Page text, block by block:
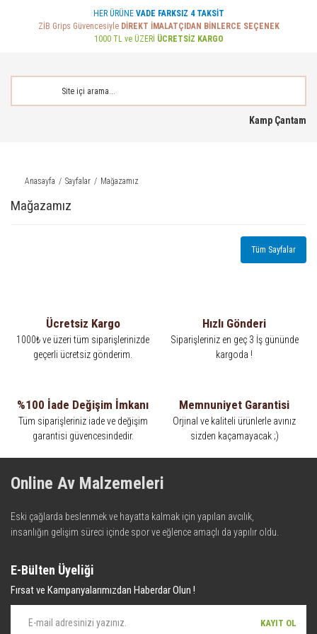
HER ÜRÜNE VADE FARKSIZ 4 TAKSİT
ZİB Grips Güvencesiyle DİREKT İMALATÇIDAN BİNLERCE SEÇENEK
1000 TL ve ÜZERİ ÜCRETSİZ KARGO
Kamp Çantam
Anasayfa Sayfalar Mağazamız
Mağazamız
Tüm Sayfalar
Ücretsiz Kargo
1000₺ ve üzeri tüm siparişlerinizde
geçerli ücretsiz gönderim.
Hızlı Gönderi
Siparişleriniz en geç 3 İş gününde
kargoda !
%100 İade Değişim İmkanı
Tüm siparişleriniz iade ve değişim
garantisi güvencesindedir.
Memnuniyet Garantisi
Orjinal ve kaliteli ürünlerle avınız
sizden kaçamayacak ;)
Online Av Malzemeleri
Eski çağlarda beslenmek ve hayatta kalmak için yapılan avcılık,
insanlığın gelişim süreci içinde spor ve eğlence amaçlı da yapılır oldu.
teknolojinin dokunuşuyla av malzemelerinde en iyisini meydana
getiriyor. Online Av Malzemeleri, avlanmayı daha keyifli hale getiren bu
araçları kullanıcıya sunmaktadır. Eski çağlarda beslenmek ve hayatta
eğlence amaçlı da yapılır oldu. Kadim zamanların bilgeliğini taşıyan
E-Bülten Üyeliği
Fırsat ve Kampanyalarımızdan Haberdar Olun !
KAYIT OL